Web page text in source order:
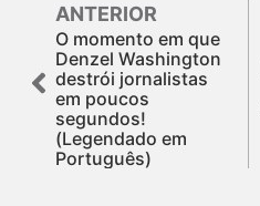
ANTERIOR
O momento em que
Denzel Washington
destrói jornalistas
em poucos
segundos!
(Legendado em
Português)